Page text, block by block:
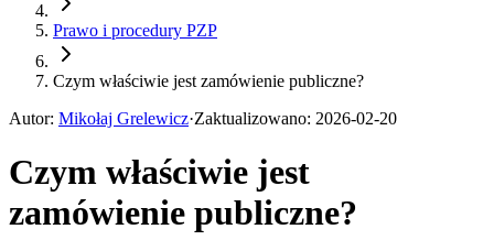
Prawo i procedury PZP
Czym właściwie jest zamówienie publiczne?
Autor: Mikołaj Grelewicz·Zaktualizowano: 2026-02-20
Czym właściwie jest
zamówienie publiczne?